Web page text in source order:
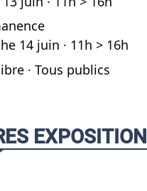
14 juin · 11h > 16h
· Tous publics
AUTRES EXPOSITION